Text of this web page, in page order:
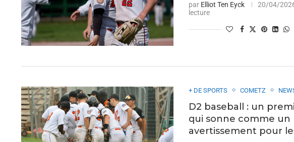
par Elliot Ten Eyck 20/04/
lecture
+ DE SPORTS COMETZ
D2 baseball : un
qui sonne comme un
avertissement pour